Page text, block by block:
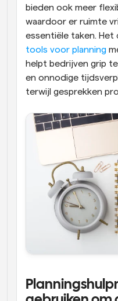
bieden ook meer
waardoor er ruimte
essentiële taken. Het
tools voor planning
helpt bedrijven grip
en onnodige
terwijl gesprekken